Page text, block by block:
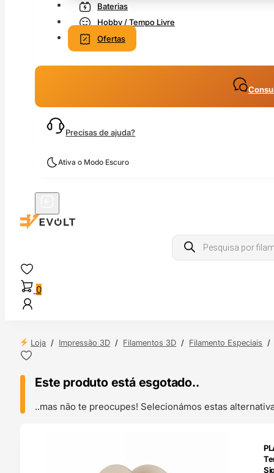
Baterias
Hobby / Tempo Livre
Ofertas
Precisas de ajuda?
Ativa o Modo Escuro
Products
search
0
Loja / Impressão 3D / Filamentos 3D / Filamento Especiais /
Este produto está esgotado..
..mas não te preocupes! Selecionámos estas